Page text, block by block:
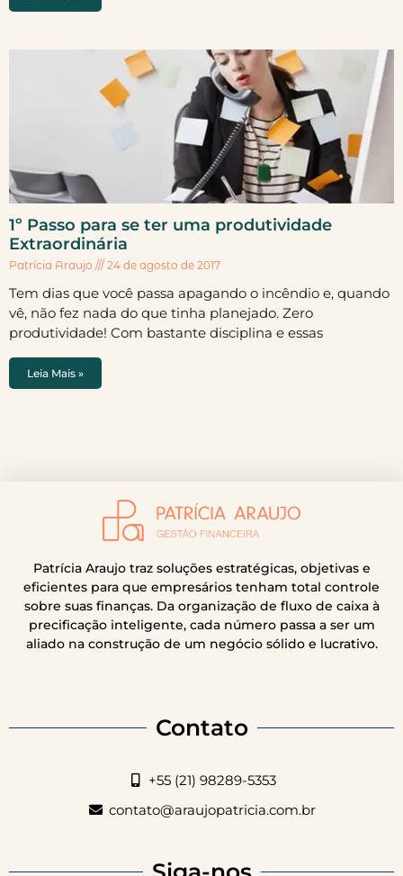
1º Passo para se ter uma produtividade
Extraordinária
Patrícia Araujo 24 de agosto de 2017
Tem dias que você passa apagando o incêndio e, quando
vê, não fez nada do que tinha planejado. Zero
produtividade! Com bastante disciplina e essas
Leia Mais »
Patrícia Araujo traz soluções estratégicas, objetivas e
eficientes para que empresários tenham total controle
sobre suas finanças. Da organização de fluxo de caixa à
precificação inteligente, cada número passa a ser um
aliado na construção de um negócio sólido e lucrativo.
Contato
+55 (21) 98289-5353
contato@araujopatricia.com.br